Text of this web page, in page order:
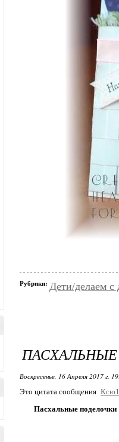
Рубрики: Дети/делаем с
Воскресенье, 16 Апреля 2017 г.
Это цитата сообщения
Пасхальные поделочки